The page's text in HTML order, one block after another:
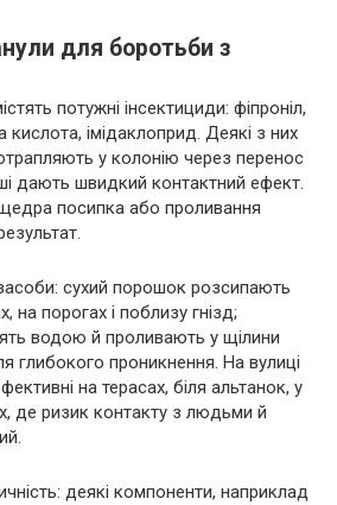
для боротьби з
потужні інсектициди: фіпроніл,
кислота, імідаклоприд. Деякі з них
у колонію через перенос
дають швидкий контактний ефект.
посипка або проливання
сухий порошок розсипають
порогах і поблизу гнізд;
водою й проливають у щілини
глибокого проникнення. На вулиці
на терасах, біля альтанок, у
де ризик контакту з людьми й
деякі компоненти, наприклад